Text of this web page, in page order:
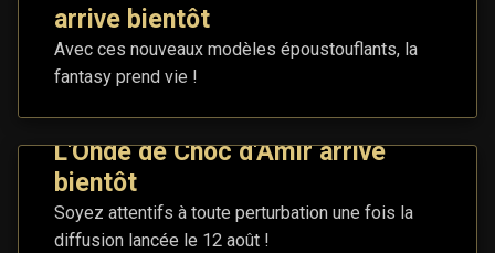
arrive bientôt
Avec ces nouveaux modèles époustouflants, la
fantasy prend vie !
L'Onde de Choc d'Amir arrive
bientôt
Soyez attentifs à toute perturbation une fois la
diffusion lancée le 12 août !